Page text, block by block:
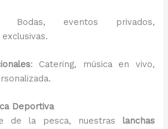
Bodas, eventos privados,
: Catering, música en vivo,
Deportiva
de la pesca, nuestras lanchas